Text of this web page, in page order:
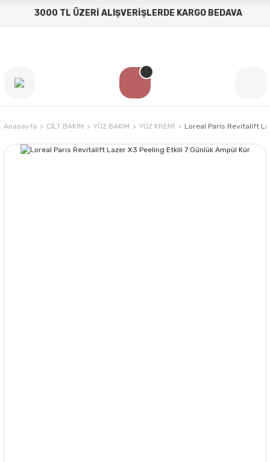
3000 TL ÜZERİ ALIŞVERİŞLERDE KARGO BEDAVA
Anasayfa CİLT BAKIM YÜZ BAKIM YÜZ KREMİ Loreal Paris Revitalift